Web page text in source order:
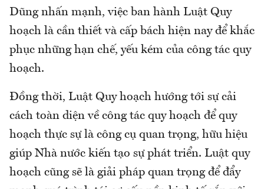
Dũng nhấn mạnh, việc ban hành Luật Quy
hoạch là cần thiết và cấp bách hiện nay để khắc
phục những hạn chế, yếu kém của công tác quy
hoạch.
Đồng thời, Luật Quy hoạch hướng tới sự cải
cách toàn diện về công tác quy hoạch để quy
hoạch thực sự là công cụ quan trọng, hữu hiệu
giúp Nhà nước kiến tạo sự phát triển. Luật quy
hoạch cũng sẽ là giải pháp quan trọng để đẩy